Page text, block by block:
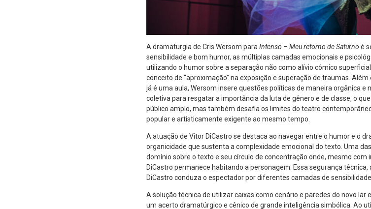
A dramaturgia de Cris Wersom para Intenso – Meu retorno de Saturno é
sensibilidade e bom humor, as múltiplas camadas emocionais e
utilizando o humor sobre a separação não como alívio cômico
conceito de “aproximação” na exposição e superação de traumas.
já é uma aula, Wersom insere questões políticas de maneira orgânica
coletiva para resgatar a importância da luta de gênero e de classe, o
público amplo, mas também desafia os limites do teatro
popular e artisticamente exigente ao mesmo tempo.
A atuação de Vitor DiCastro se destaca ao navegar entre o humor e o
organicidade que sustenta a complexidade emocional do texto. Uma
domínio sobre o texto e seu círculo de concentração onde, mesmo
DiCastro permanece habitando a personagem. Essa segurança
DiCastro conduza o espectador por diferentes camadas de sensibilidade.
A solução técnica de utilizar caixas como cenário e paredes do novo lar
um acerto dramatúrgico e cênico de grande inteligência simbólica. Ao